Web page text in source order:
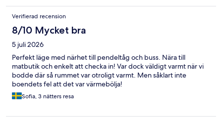
Verifierad recension
8/10 Mycket bra
5 juli 2026
Perfekt läge med närhet till pendeltåg och buss. Nära till
matbutik och enkelt att checka in! Var dock väldigt varmt när vi
bodde där så rummet var otroligt varmt. Men såklart inte
boendets fel att det var värmebölja!
Sofia, 3 nätters resa